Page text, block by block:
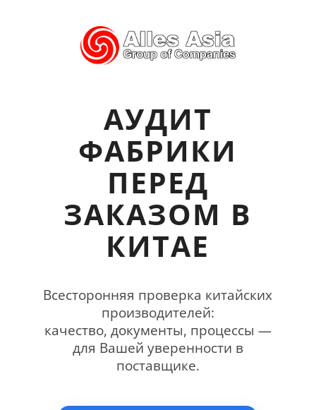
АУДИТ
ФАБРИКИ
ПЕРЕД
ЗАКАЗОМ В
КИТАЕ
Всесторонняя проверка китайских
производителей:
качество, документы, процессы —
для Вашей уверенности в
поставщике.